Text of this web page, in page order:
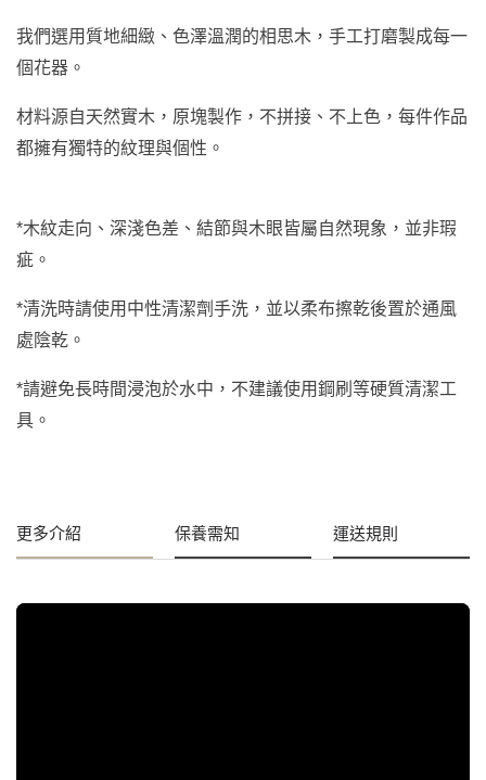
我們選用質地細緻、色澤溫潤的相思木，手工打磨製成每一
個花器。
材料源自天然實木，原塊製作，不拼接、不上色，每件作品
都擁有獨特的紋理與個性。
*木紋走向、深淺色差、結節與木眼皆屬自然現象，並非瑕
疵。
*清洗時請使用中性清潔劑手洗，並以柔布擦乾後置於通風
處陰乾。
*請避免長時間浸泡於水中，不建議使用鋼刷等硬質清潔工
具。
更多介紹 保養需知 運送規則